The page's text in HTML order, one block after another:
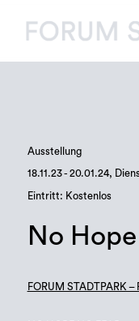
Ausstellung
18.11.23 - 20.01.24,
Eintritt: Kostenlos
No
FORUM STADTPARK